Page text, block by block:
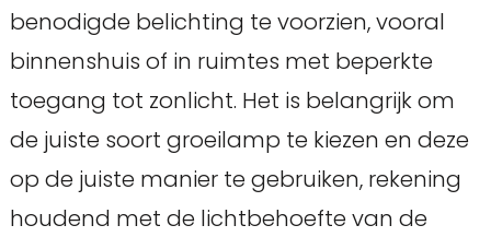
benodigde belichting te voorzien, vooral
binnenshuis of in ruimtes met beperkte
toegang tot zonlicht. Het is belangrijk om
de juiste soort groeilamp te kiezen en deze
op de juiste manier te gebruiken, rekening
houdend met de lichtbehoefte van de